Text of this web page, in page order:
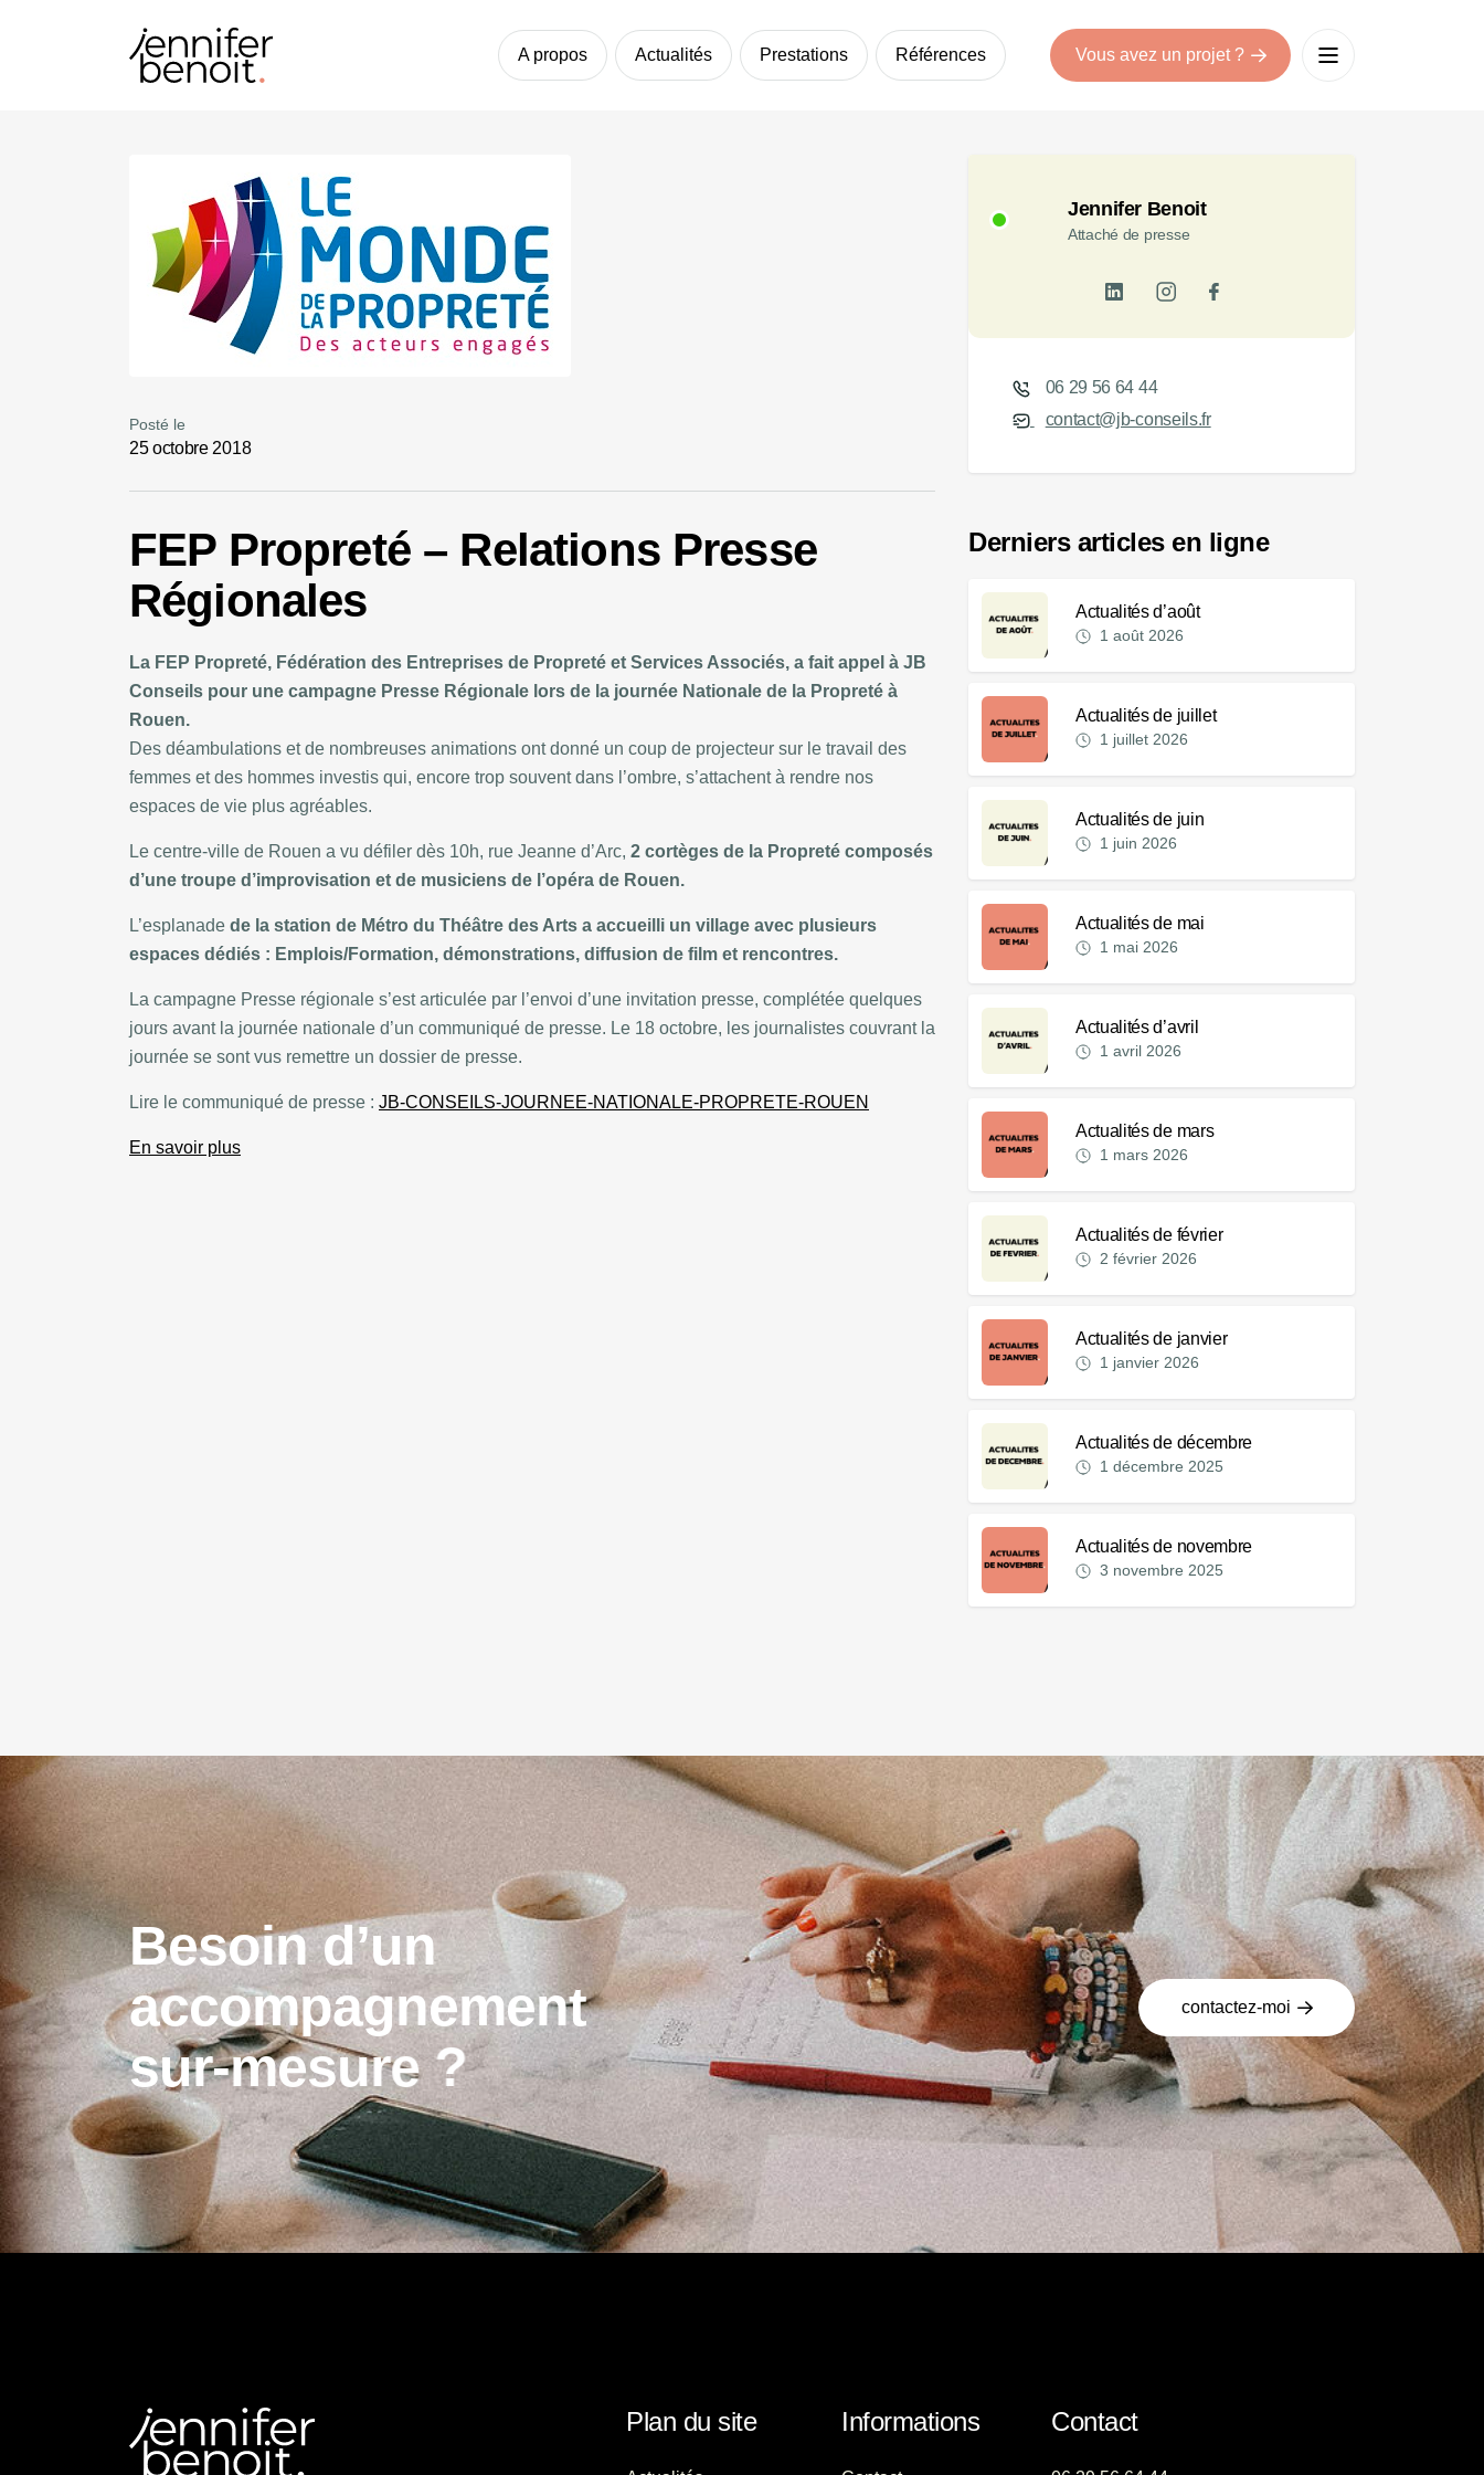
A propos Actualités Prestations Références Vous avez un projet ?
Posté le
25 octobre 2018
FEP Propreté – Relations Presse
Régionales
La FEP Propreté, Fédération des Entreprises de Propreté et Services Associés, a fait appel à JB
Conseils pour une campagne Presse Régionale lors de la journée Nationale de la Propreté à
Rouen.
Des déambulations et de nombreuses animations ont donné un coup de projecteur sur le travail des
femmes et des hommes investis qui, encore trop souvent dans l’ombre, s’attachent à rendre nos
espaces de vie plus agréables.
Le centre-ville de Rouen a vu défiler dès 10h, rue Jeanne d’Arc, 2 cortèges de la Propreté composés
d’une troupe d’improvisation et de musiciens de l’opéra de Rouen.
L’esplanade de la station de Métro du Théâtre des Arts a accueilli un village avec plusieurs
espaces dédiés : Emplois/Formation, démonstrations, diffusion de film et rencontres.
La campagne Presse régionale s’est articulée par l’envoi d’une invitation presse, complétée quelques
jours avant la journée nationale d’un communiqué de presse. Le 18 octobre, les journalistes couvrant la
journée se sont vus remettre un dossier de presse.
Lire le communiqué de presse : JB-CONSEILS-JOURNEE-NATIONALE-PROPRETE-ROUEN
En savoir plus
Jennifer Benoit
Attaché de presse
06 29 56 64 44
contact@jb-conseils.fr
Derniers articles en ligne
Actualités d’août
1 août 2026
Actualités de juillet
1 juillet 2026
Actualités de juin
1 juin 2026
Actualités de mai
1 mai 2026
Actualités d’avril
1 avril 2026
Actualités de mars
1 mars 2026
Actualités de février
2 février 2026
Actualités de janvier
1 janvier 2026
Actualités de décembre
1 décembre 2025
Actualités de novembre
3 novembre 2025
Besoin d’un
accompagnement
sur-mesure ?
contactez-moi
Plan du site Informations Contact